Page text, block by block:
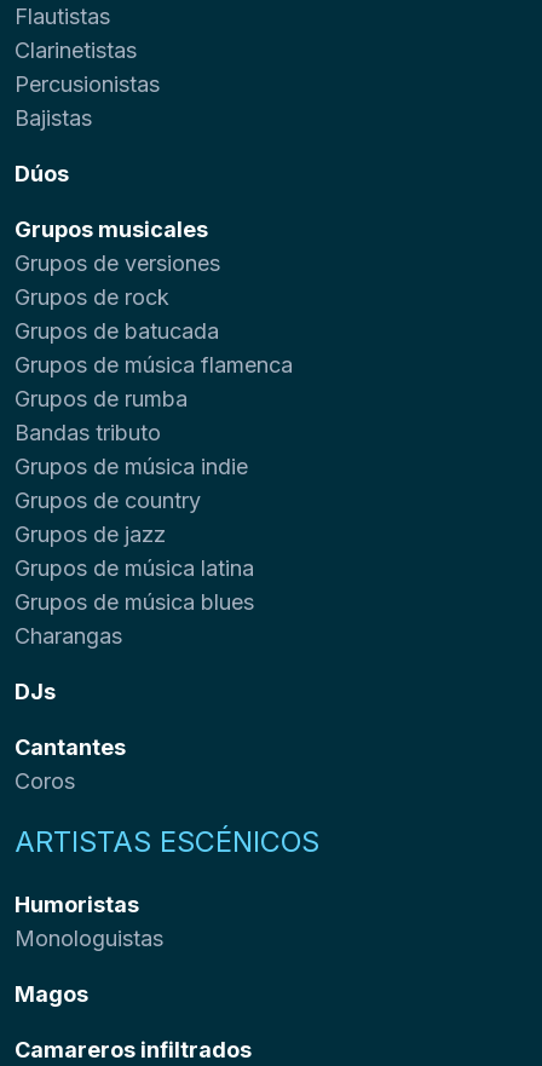
Flautistas
Clarinetistas
Percusionistas
Bajistas
Dúos
Grupos musicales
Grupos de versiones
Grupos de rock
Grupos de batucada
Grupos de música flamenca
Grupos de rumba
Bandas tributo
Grupos de música indie
Grupos de country
Grupos de jazz
Grupos de música latina
Grupos de música blues
Charangas
DJs
Cantantes
Coros
ARTISTAS ESCÉNICOS
Humoristas
Monologuistas
Magos
Camareros infiltrados